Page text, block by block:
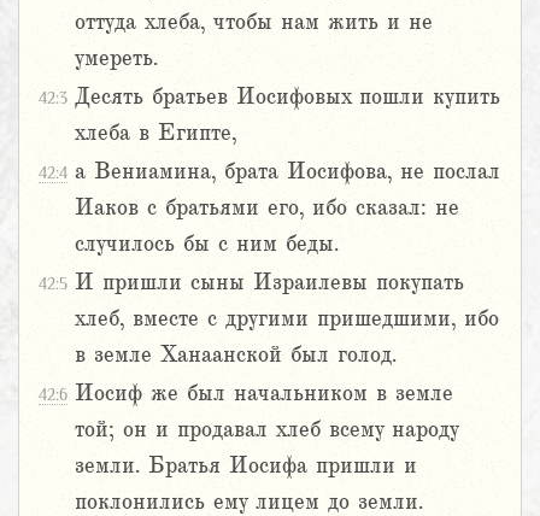
оттуда хлеба, чтобы нам жить и не
умереть.
42:3 Десять братьев Иосифовых пошли купить
хлеба в Египте,
42:4 а Вениамина, брата Иосифова, не послал
Иаков с братьями его, ибо сказал: не
случилось бы с ним беды.
42:5 И пришли сыны Израилевы покупать
хлеб, вместе с другими пришедшими, ибо
в земле Ханаанской был голод.
42:6 Иосиф же был начальником в земле
той; он и продавал хлеб всему народу
земли. Братья Иосифа пришли и
поклонились ему лицем до земли.